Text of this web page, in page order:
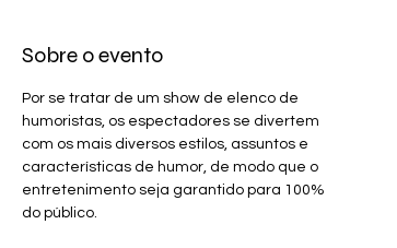
Sobre o evento
Por se tratar de um show de elenco de
humoristas, os espectadores se divertem
com os mais diversos estilos, assuntos e
características de humor, de modo que o
entretenimento seja garantido para 100%
do público.